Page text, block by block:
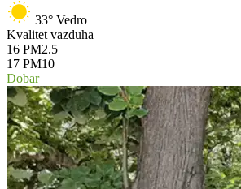
33° Vedro
Kvalitet vazduha
16 PM2.5
17 PM10
Dobar